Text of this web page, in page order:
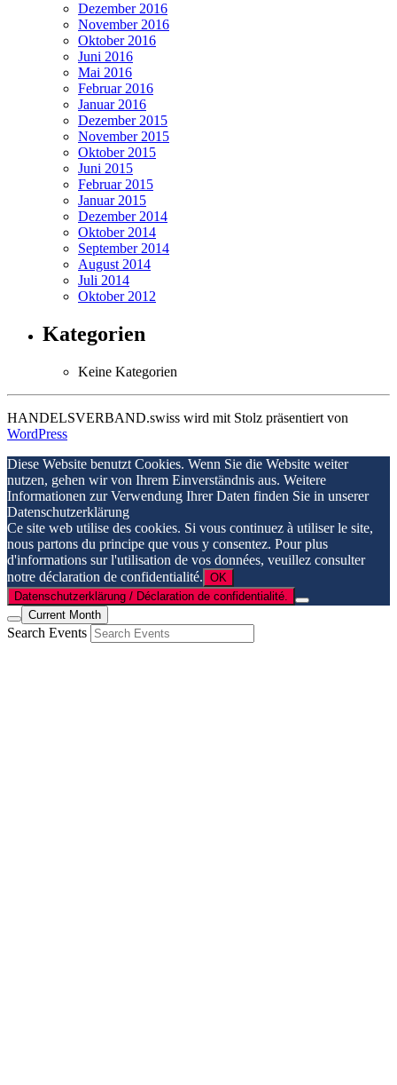
Dezember 2016
November 2016
Oktober 2016
Juni 2016
Mai 2016
Februar 2016
Januar 2016
Dezember 2015
November 2015
Oktober 2015
Juni 2015
Februar 2015
Januar 2015
Dezember 2014
Oktober 2014
September 2014
August 2014
Juli 2014
Oktober 2012
Kategorien
Keine Kategorien
HANDELSVERBAND.swiss wird mit Stolz präsentiert von
WordPress
Diese Website benutzt Cookies. Wenn Sie die Website weiter
nutzen, gehen wir von Ihrem Einverständnis aus. Weitere
Informationen zur Verwendung Ihrer Daten finden Sie in unserer
Datenschutzerklärung
Ce site web utilise des cookies. Si vous continuez à utiliser le site,
nous partons du principe que vous y consentez. Pour plus
d'informations sur l'utilisation de vos données, veuillez consulter
notre déclaration de confidentialité. OK
Datenschutzerklärung / Déclaration de confidentialité.
Current Month
Search Events